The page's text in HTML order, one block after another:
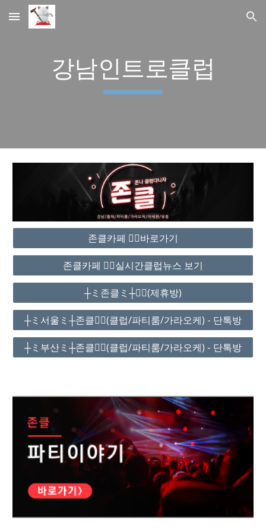
Skip to main content Skip to navigation
강남인트로클럽
존클카페 ❤️‍🔥바로가기
존클카페 ❤️‍🔥실시간클럽뉴스 보기
┼ミ존클ミ┼❤️‍🔥(제휴방)
┼ミ서울ミ┼존클❤️‍🔥(클럽/파티룸/가라오케) - 단톡방
┼ミ부산ミ┼존클❤️‍🔥(클럽/파티룸/가라오케) - 단톡방